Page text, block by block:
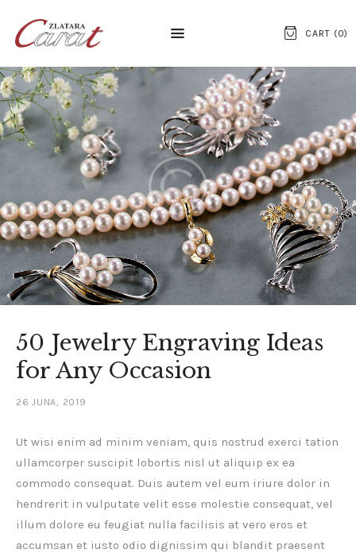
CART (0)
NASLOVNA
O NAMA
KONTAKT
SATOVI
SREBRNI NAKIT
ZLATNI NAKIT
50 Jewelry Engraving Ideas
for Any Occasion
26 JUNA, 2019
Ut wisi enim ad minim veniam, quis nostrud exerci tation
ullamcorper suscipit lobortis nisl ut aliquip ex ea
commodo consequat. Duis autem vel eum iriure dolor in
hendrerit in vulputate velit esse molestie consequat, vel
illum dolore eu feugiat nulla facilisis at vero eros et
accumsan et iusto odio dignissim qui blandit praesent